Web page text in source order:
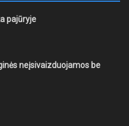
pajūryje
neįsivaizduojamos be